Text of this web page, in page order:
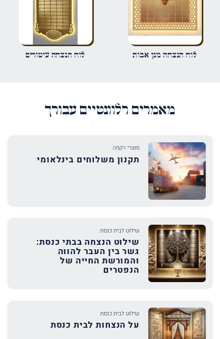
שמור בדפדפן זה את השם, האימייל והאתר שלי לפעם הבאה שאגיב.
לוח הנצחה מגן אבות לוח הנצחה עיטורים
מאמרים רלוונטיים עבורך
מוצרי רקמה
תקנון משלוחים בינלאומי
שילוט לבית כנסת
שילוט הנצחה בבתי כנסת:
גשר בין העבר להווה
והמורשת החייה של
הנפטרים
שילוט לבית כנסת
על הנצחות לבית כנסת